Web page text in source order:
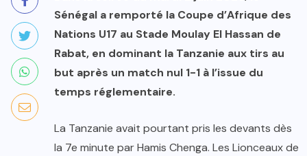
Sénégal a remporté la Coupe d’Afrique des
Nations U17 au Stade Moulay El Hassan de
Rabat, en dominant la Tanzanie aux tirs au
but après un match nul 1-1 à l’issue du
temps réglementaire.
La Tanzanie avait pourtant pris les devants dès
la 7e minute par Hamis Chenga. Les Lionceaux de